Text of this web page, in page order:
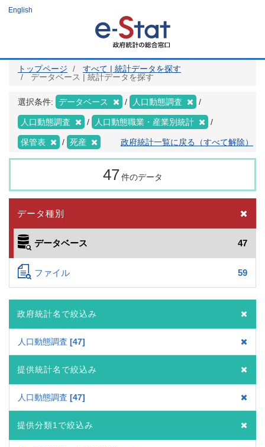
ツ
English
トップページ
すべて | 統計データを探す
データベース | 統計データを探す
選択条件: データベース 人口動態調査
人口動態調査 人口動態職業・産業別統計
保管表 死産 政府統計一覧に戻る（すべて解除）
47 件のデータ
データ種別
データベース 47
ファイル 59
政府統計名で絞込み
人口動態調査 47
提供統計名で絞込み
人口動態調査 47
提供分類1で絞込み